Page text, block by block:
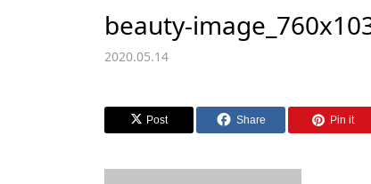
beauty-
2020.05.14
Post Share Pin it